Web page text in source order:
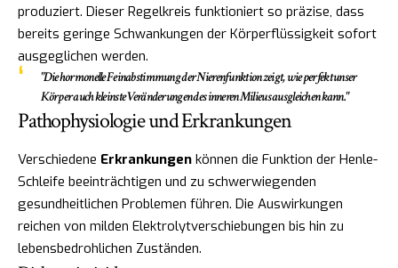
produziert. Dieser Regelkreis funktioniert so präzise, dass
bereits geringe Schwankungen der Körperflüssigkeit sofort
ausgeglichen werden.
"Die hormonelle Feinabstimmung der Nierenfunktion zeigt, wie perfekt unser
Körper auch kleinste Veränderungen des inneren Milieus ausgleichen kann."
Pathophysiologie und Erkrankungen
Verschiedene Erkrankungen können die Funktion der Henle-
Schleife beeinträchtigen und zu schwerwiegenden
gesundheitlichen Problemen führen. Die Auswirkungen
reichen von milden Elektrolytverschiebungen bis hin zu
lebensbedrohlichen Zuständen.